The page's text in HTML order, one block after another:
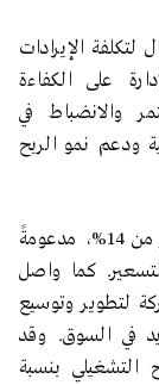
الإيرادات
على الكفاءة
والانضباط في
ودعم نمو الربح
بالإضافة إلى ذلك، ارتفعت مبيعات النخالة بأكثر من 14%، مدعومةً
كما واصل
لتطوير وتوسيع
في السوق. وقد
بنسبة